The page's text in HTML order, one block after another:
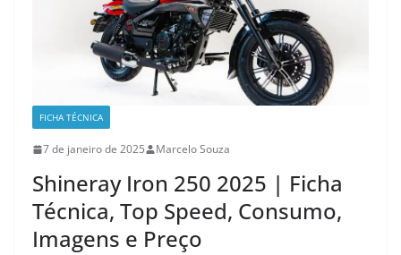
FICHA TÉCNICA
7 de janeiro de 2025 Marcelo Souza
Shineray Iron 250 2025 | Ficha
Técnica, Top Speed, Consumo,
Imagens e Preço